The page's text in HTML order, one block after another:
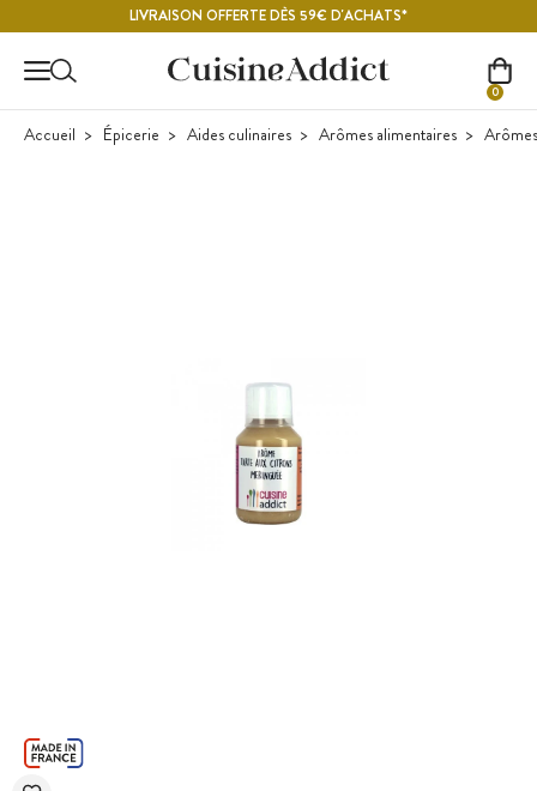
LIVRAISON OFFERTE DÈS 59€ D'ACHATS*
0
Accueil Épicerie Aides culinaires Arômes alimentaires